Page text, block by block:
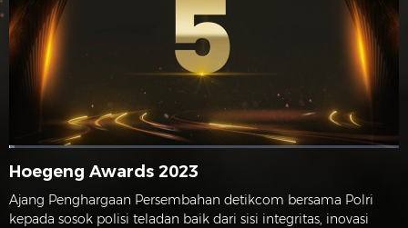
Hoegeng Awards 2023
Ajang Penghargaan Persembahan detikcom bersama Polri
kepada sosok polisi teladan baik dari sisi integritas, inovasi